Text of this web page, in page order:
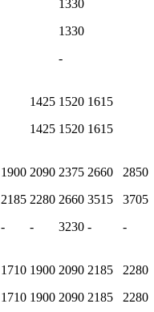
1330
1330
-
1425
1425
1520
1520
1615
1615
1900
2185
-
2090
2280
-
2375
2660
3230
2660
3515
-
2850
3705
-
1710
1710
1900
1900
2090
2090
2185
2185
2280
2280